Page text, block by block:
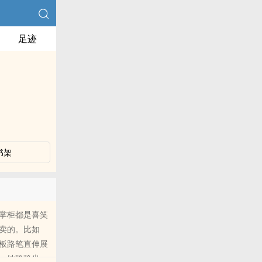
足迹
架
柜都是喜笑
的。比如
路笔直伸展
她静静坐